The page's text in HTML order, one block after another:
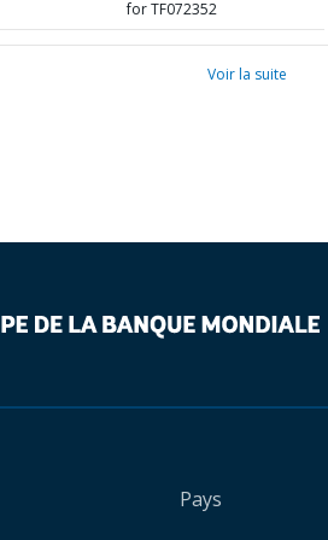
for TF072352
Voir la suite
Pays